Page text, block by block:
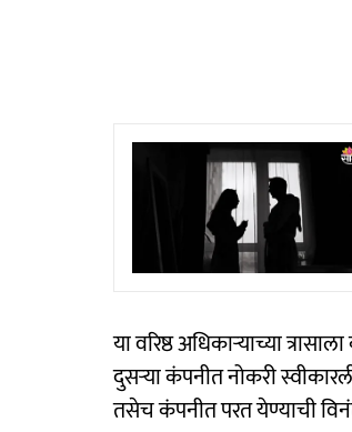
या वरिष्ठ अधिकाऱ्याच्या
दुसर्‍या कंपनीत नोकरी
तसेच कंपनीत परत येण्याची